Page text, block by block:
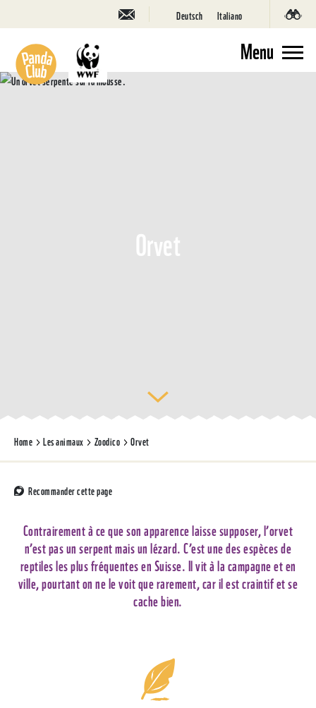
Deutsch Italiano
Menu
Orvet
Home Les animaux Zoodico Orvet
Recommander cette page
Contrairement à ce que son apparence laisse supposer, l’orvet
n’est pas un serpent mais un lézard. C’est une des espèces de
reptiles les plus fréquentes en Suisse. Il vit à la campagne et en
ville, pourtant on ne le voit que rarement, car il est craintif et se
cache bien.